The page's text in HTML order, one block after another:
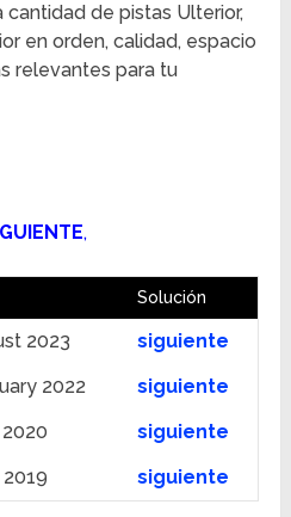
de pistas Ulterior,
en orden, calidad, espacio
relevantes para tu
,
Solución
2023
siguiente
2022
siguiente
siguiente
2019 siguiente